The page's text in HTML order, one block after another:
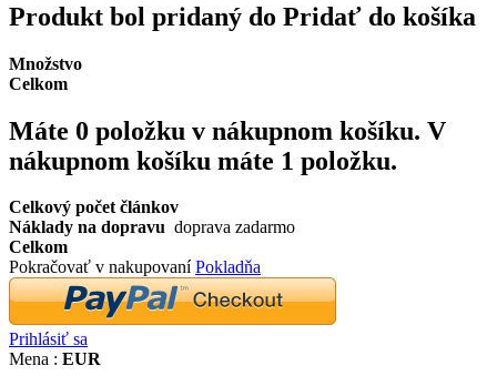
Produkt bol pridaný do Pridať do košíka
Množstvo
Celkom
Máte 0 položku v nákupnom košíku. V
nákupnom košíku máte 1 položku.
Celkový počet článkov
Náklady na dopravu doprava zadarmo
Celkom
Pokračovať v nakupovaníPokladňa
Prihlásiť sa
Mena : EUR